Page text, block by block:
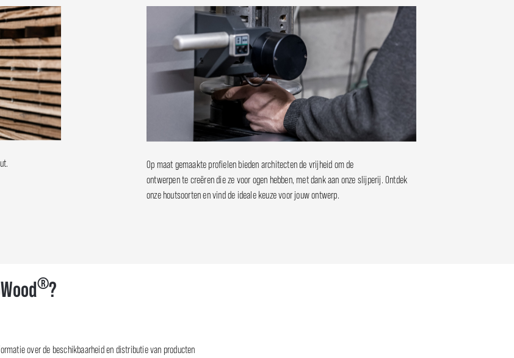
Op maat gemaakte profielen bieden architecten de vrijheid om de
ontwerpen te creëren die ze voor ogen hebben, met dank aan onze slijperij. Ontdek
onze houtsoorten en vind de ideale keuze voor jouw ontwerp.
®?
over de beschikbaarheid en distributie van producten